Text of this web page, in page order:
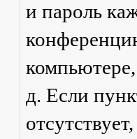
и пароль
д. Если